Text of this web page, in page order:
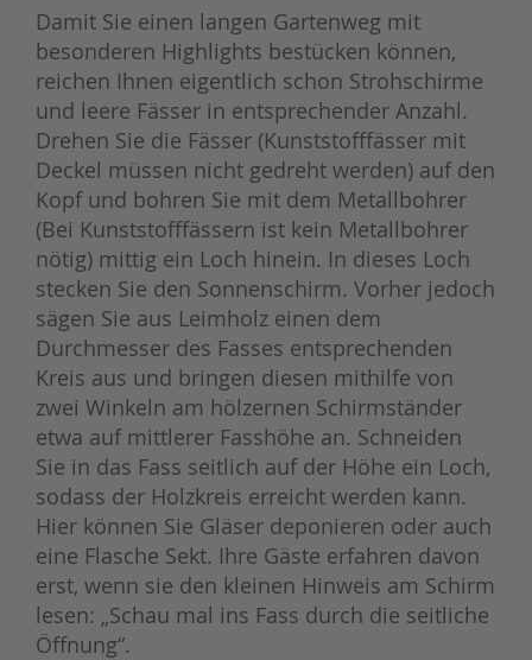
Damit Sie einen langen Gartenweg mit
besonderen Highlights bestücken können,
reichen Ihnen eigentlich schon Strohschirme
und leere Fässer in entsprechender Anzahl.
Drehen Sie die Fässer (Kunststofffässer mit
Deckel müssen nicht gedreht werden) auf den
Kopf und bohren Sie mit dem Metallbohrer
(Bei Kunststofffässern ist kein Metallbohrer
nötig) mittig ein Loch hinein. In dieses Loch
stecken Sie den Sonnenschirm. Vorher jedoch
sägen Sie aus Leimholz einen dem
Durchmesser des Fasses entsprechenden
Kreis aus und bringen diesen mithilfe von
zwei Winkeln am hölzernen Schirmständer
etwa auf mittlerer Fasshöhe an. Schneiden
Sie in das Fass seitlich auf der Höhe ein Loch,
sodass der Holzkreis erreicht werden kann.
Hier können Sie Gläser deponieren oder auch
eine Flasche Sekt. Ihre Gäste erfahren davon
erst, wenn sie den kleinen Hinweis am Schirm
lesen: „Schau mal ins Fass durch die seitliche
Öffnung“.